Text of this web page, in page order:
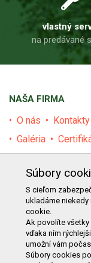
vlastný
na predávané
NAŠA FIRMA
O nás Kontakty
Galéria
E-shop Akcie
Zľavy
Novinky
Výzvy pre obce
NAKUPOVANIE
Súbory
S cieľom
ukladáme niekedy
cookie.
Ak povolíte
vďaka ním
umožní vám
Súbory cookies